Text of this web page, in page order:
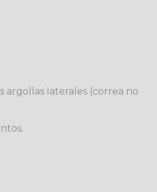
argollas laterales (correa no